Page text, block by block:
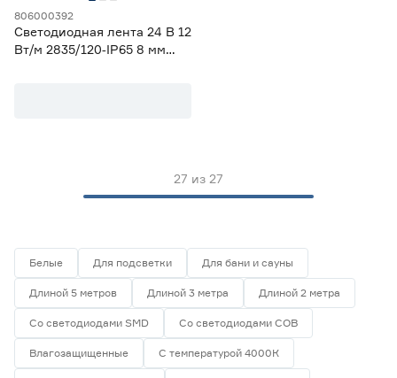
806000392
Светодиодная лента 24 В 12
Вт/м 2835/120‑IP65 8 мм
27 из 27
Белые Для подсветки Для бани и сауны
Длиной 5 метров Длиной 3 метра Длиной 2 метра
Со светодиодами SMD Со светодиодами СОВ
Влагозащищенные С температурой 4000К